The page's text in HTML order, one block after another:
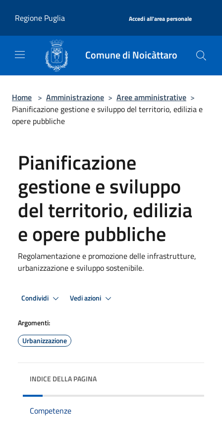
Regione Puglia
Accedi all'area personale
Comune di Noicàttaro
Home > Amministrazione > Aree amministrative >
Pianificazione gestione e sviluppo del territorio, edilizia e
opere pubbliche
Pianificazione
gestione e sviluppo
del territorio, edilizia
e opere pubbliche
Regolamentazione e promozione delle infrastrutture,
urbanizzazione e sviluppo sostenibile.
Condividi Vedi azioni
Argomenti:
Urbanizzazione
INDICE DELLA PAGINA
Competenze